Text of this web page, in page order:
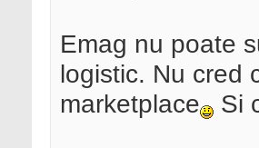
Emag nu poate
logistic. Nu cred
marketplace
Si